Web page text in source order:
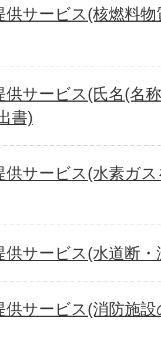
供サービス(核燃料
供サービス(氏名(名
書)
供サービス(水素ガ
供サービス(水道断
供サービス(消防施